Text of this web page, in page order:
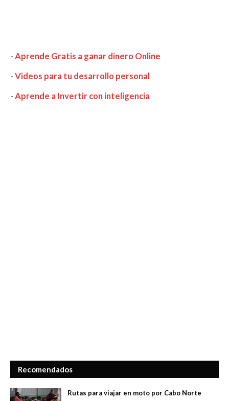
-Aprende Gratis a ganar dinero Online
-Videos para tu desarrollo personal
-Aprende a Invertir con inteligencia
Recomendados
Rutas para viajar en moto por Cabo Norte